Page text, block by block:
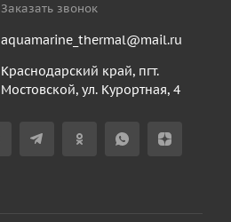
Заказать звонок
aquamarine_thermal@mail.ru
Краснодарский край, пгт.
Мостовской, ул. Курортная, 4